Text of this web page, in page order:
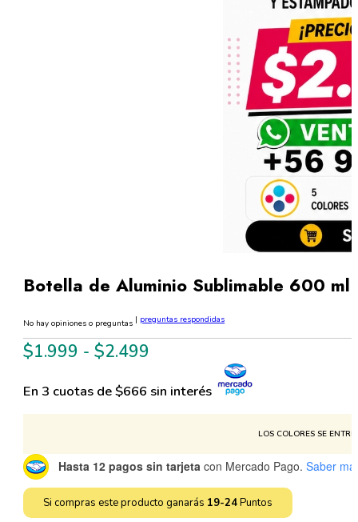
Botella de Aluminio Sublimable 600 ml
No hay opiniones o preguntas | preguntas respondidas
$1.999 - $2.499
precios:
hasta
$2.499
En 3 cuotas de $666 sin interés
LOS COLORES SE
Hasta 12 pagos sin tarjeta con Mercado Pago. Saber
Si compras este producto ganarás 19-24Puntos